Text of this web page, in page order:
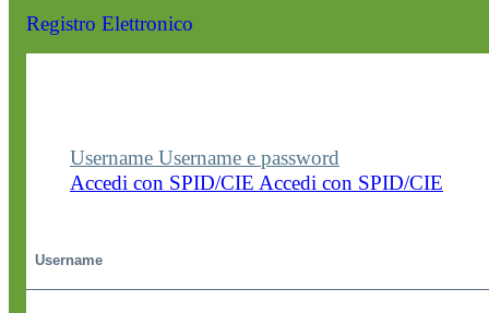
Registro Elettronico
Username Username e password
Accedi con SPID/CIE Accedi con SPID/CIE